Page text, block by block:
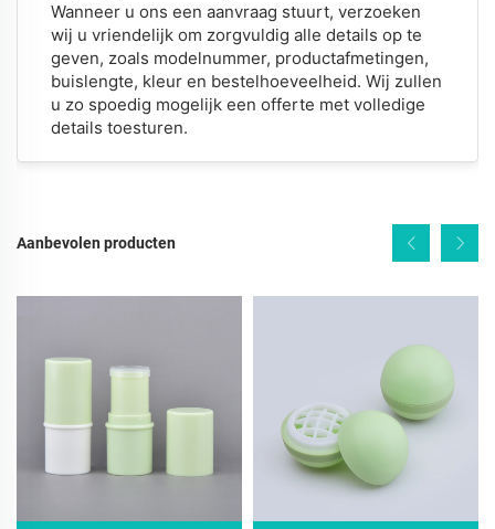
Wanneer u ons een aanvraag stuurt, verzoeken
wij u vriendelijk om zorgvuldig alle details op te
geven, zoals modelnummer, productafmetingen,
buislengte, kleur en bestelhoeveelheid. Wij zullen
u zo spoedig mogelijk een offerte met volledige
details toesturen.
Aanbevolen producten